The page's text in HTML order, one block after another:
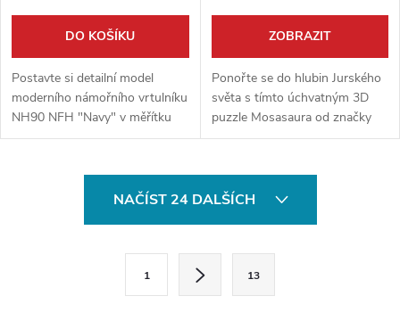
DO KOŠÍKU
Postavte si detailní model
moderního námořního vrtulníku
NH90 NFH "Navy" v měřítku
1:72 od renomované značky
umožní sestavit špičkový stroj
ZOBRAZIT
Ponořte se do hlubin Jurského
světa s tímto úchvatným 3D
puzzle Mosasaura od značky
Revell. Díky inovativnímu
sestavíte impozantní model...
NAČÍST 24 DALŠÍCH
1 13